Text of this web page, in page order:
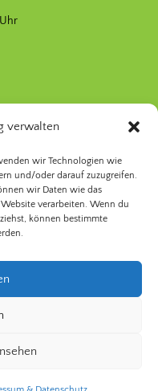
verwalten
wir Technologien wie
und/oder darauf zuzugreifen.
wir Daten wie das
verarbeiten. Wenn du
können bestimmte
11-19 Uhr
Berlin | Nomadisch